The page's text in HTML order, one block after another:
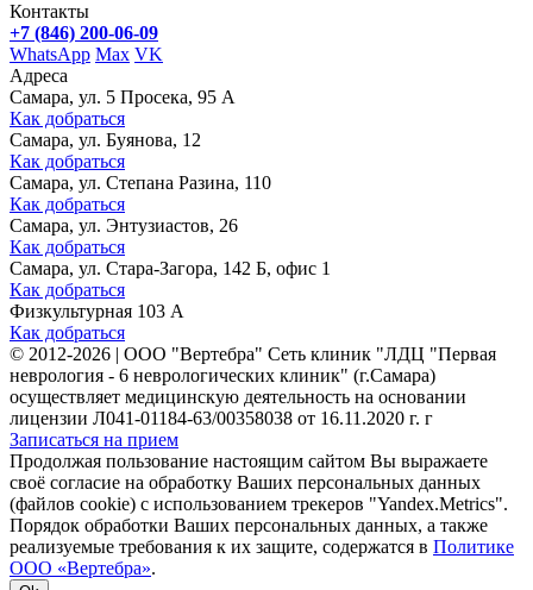
Контакты
+7 (846) 200-06-09
WhatsApp Max VK
Адреса
Самара, ул. 5 Просека, 95 А
Как добраться
Самара, ул. Буянова, 12
Как добраться
Самара, ул. Степана Разина, 110
Как добраться
Самара, ул. Энтузиастов, 26
Как добраться
Самара, ул. Стара-Загора, 142 Б, офис 1
Как добраться
Физкультурная 103 А
Как добраться
© 2012-2026 | ООО "Вертебра" Сеть клиник "ЛДЦ "Первая
неврология - 6 неврологических клиник" (г.Самара)
осуществляет медицинскую деятельность на основании
лицензии Л041-01184-63/00358038 от 16.11.2020 г. г
Записаться на прием
Продолжая пользование настоящим сайтом Вы выражаете
своё согласие на обработку Ваших персональных данных
(файлов cookie) с использованием трекеров "Yandex.Metrics".
Порядок обработки Ваших персональных данных, а также
реализуемые требования к их защите, содержатся в Политике
ООО «Вертебра».